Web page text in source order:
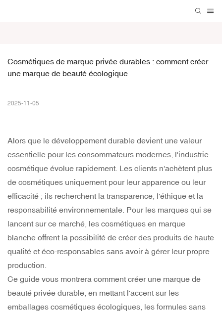
Cosmétiques de marque privée durables : comment créer
une marque de beauté écologique
2025-11-05
Alors que le développement durable devient une valeur
essentielle pour les consommateurs modernes, l'industrie
cosmétique évolue rapidement. Les clients n'achètent plus
de cosmétiques uniquement pour leur apparence ou leur
efficacité ; ils recherchent la transparence, l'éthique et la
responsabilité environnementale. Pour les marques qui se
lancent sur ce marché, les cosmétiques en marque
blanche offrent la possibilité de créer des produits de haute
qualité et éco-responsables sans avoir à gérer leur propre
production.
Ce guide vous montrera comment créer une marque de
beauté privée durable, en mettant l'accent sur les
emballages cosmétiques écologiques, les formules sans